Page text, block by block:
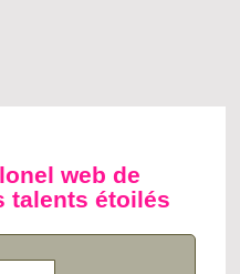
web de
talents étoilés